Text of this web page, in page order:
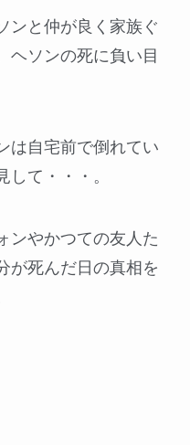
ンと仲が良く家族ぐ
ヘソンの死に負い目
は自宅前で倒れてい
て・・・。
ンやかつての友人た
が死んだ日の真相を